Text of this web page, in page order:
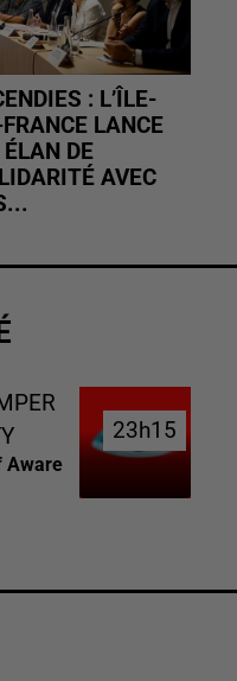
: L’ÎLE-
FRANCE LANCE
DE
AVEC
Aware
23h15
23h15